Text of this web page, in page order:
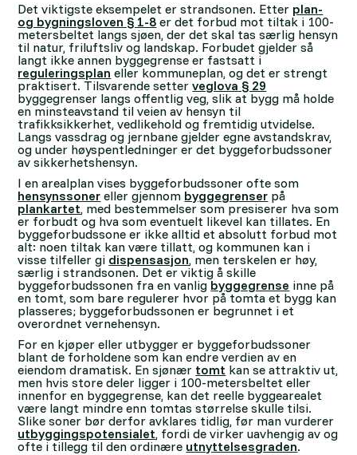
Det viktigste eksempelet er strandsonen. Etter plan-
og bygningsloven § 1-8 er det forbud mot tiltak i 100-
metersbeltet langs sjøen, der det skal tas særlig hensyn
til natur, friluftsliv og landskap. Forbudet gjelder så
langt ikke annen byggegrense er fastsatt i
reguleringsplan eller kommuneplan, og det er strengt
praktisert. Tilsvarende setterveglova § 29
byggegrenser langs offentlig veg, slik at bygg må holde
en minsteavstand til veien av hensyn til
trafikksikkerhet, vedlikehold og fremtidig utvidelse.
Langs vassdrag og jernbane gjelder egne avstandskrav,
og under høyspentledninger er det byggeforbudssoner
av sikkerhetshensyn.
I en arealplan vises byggeforbudssoner ofte som
hensynssoner eller gjennom byggegrenser på
plankartet, med bestemmelser som presiserer hva som
er forbudt og hva som eventuelt likevel kan tillates. En
byggeforbudssone er ikke alltid et absolutt forbud mot
alt: noen tiltak kan være tillatt, og kommunen kan i
visse tilfeller gi dispensasjon, men terskelen er høy,
særlig i strandsonen. Det er viktig å skille
byggeforbudssonen fra en vanlig byggegrense inne på
en tomt, som bare regulerer hvor på tomta et bygg kan
plasseres; byggeforbudssonen er begrunnet i et
overordnet vernehensyn.
For en kjøper eller utbygger er byggeforbudssoner
blant de forholdene som kan endre verdien av en
eiendom dramatisk. En sjønær tomt kan se attraktiv ut,
men hvis store deler ligger i 100-metersbeltet eller
innenfor en byggegrense, kan det reelle byggearealet
være langt mindre enn tomtas størrelse skulle tilsi.
Slike soner bør derfor avklares tidlig, før man vurderer
utbyggingspotensialet, fordi de virker uavhengig av og
ofte i tillegg til den ordinære utnyttelsesgraden.